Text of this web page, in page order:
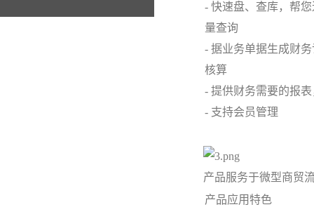
- 快速盘、查库，帮
量查询
- 据业务单据生成财
核算
- 提供财务需要的报
- 支持会员管理
产品服务于微型商贸
产品应用特色